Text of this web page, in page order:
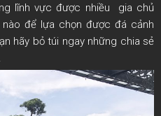
lĩnh vực được nhiều gia chủ
để lựa chọn được đá cảnh
hãy bỏ túi ngay những chia sẻ